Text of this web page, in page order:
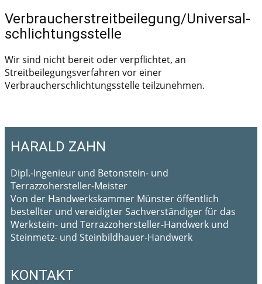
Verbraucher­streit­beilegung/Universal­
schlichtungs­stelle
Wir sind nicht bereit oder verpflichtet, an
Streitbeilegungsverfahren vor einer
Verbraucherschlichtungsstelle teilzunehmen.
HARALD ZAHN
Dipl.-Ingenieur und Betonstein- und
Terrazzohersteller-Meister
Von der Handwerkskammer Münster öffentlich
bestellter und vereidigter Sachverständiger für das
Werkstein- und Terrazzohersteller-Handwerk und
Steinmetz- und Steinbildhauer-Handwerk
KONTAKT